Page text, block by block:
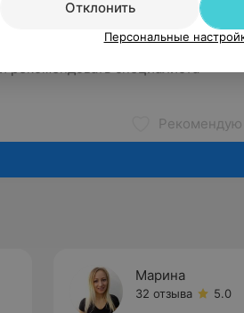
Рекомендую
Марина
32 отзыва 5.0
Отклонить
Персональные